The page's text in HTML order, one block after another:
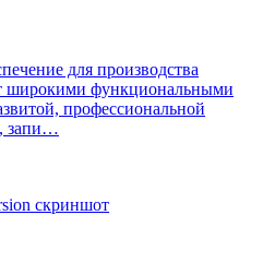
для производства
широкими функциональными
профессиональной
запи…